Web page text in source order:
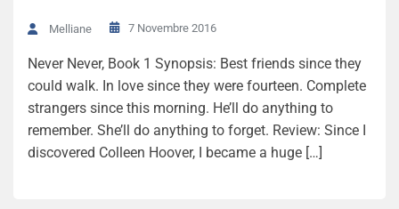
Melliane 7 Novembre 2016
Never Never, Book 1 Synopsis: Best friends since they
could walk. In love since they were fourteen. Complete
strangers since this morning. He’ll do anything to
remember. She’ll do anything to forget. Review: Since I
discovered Colleen Hoover, I became a huge […]